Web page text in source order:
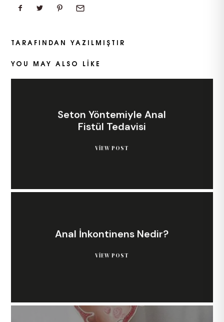
TARAFINDAN YAZILMIŞTIR
YOU MAY ALSO LIKE
Seton Yöntemiyle Anal
Fistül Tedavisi
VIEW POST
Anal İnkontinens Nedir?
VIEW POST